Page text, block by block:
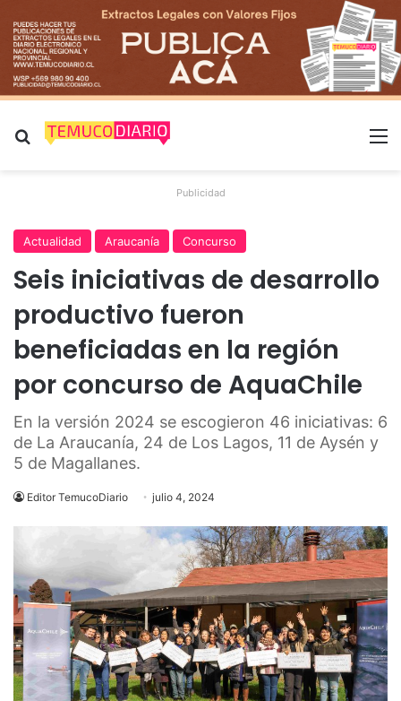
Buscar por
Publicidad
Actualidad Araucanía Concurso
Seis iniciativas de desarrollo
productivo fueron
beneficiadas en la región
por concurso de AquaChile
En la versión 2024 se escogieron 46 iniciativas: 6
de La Araucanía, 24 de Los Lagos, 11 de Aysén y
5 de Magallanes.
Editor TemucoDiario julio 4, 2024